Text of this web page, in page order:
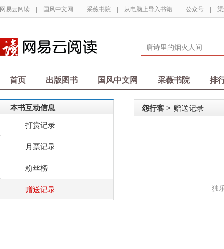
网易云阅读 | 国风中文网 | 采薇书院 | 从电脑上导入书籍 | 公众号 |
首页 出版图书 国风中文网 采薇书院 排
本书互动信息
打赏记录
月票记录
粉丝榜
赠送记录
怨行客 > 赠送记录
独